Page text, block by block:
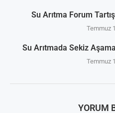
Su Arıtma Forum
Temmuz
Su Arıtmada Sekiz
Temmuz
YORUM